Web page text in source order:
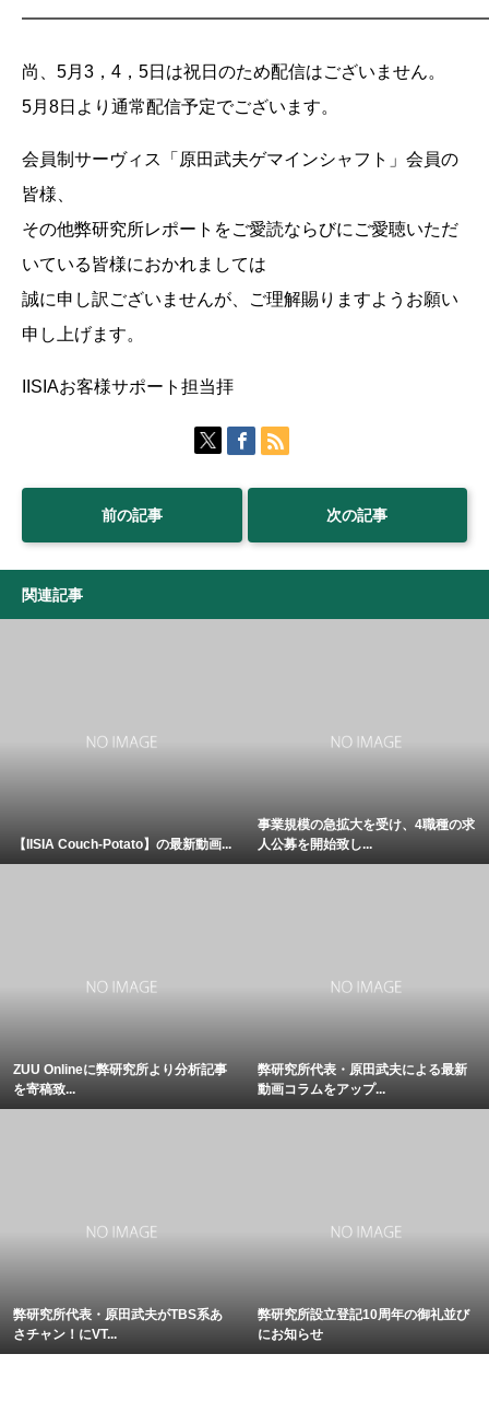
尚、5月3，4，5日は祝日のため配信はございません。
5月8日より通常配信予定でございます。
会員制サーヴィス「原田武夫ゲマインシャフト」会員の
皆様、
その他弊研究所レポートをご愛読ならびにご愛聴いただ
いている皆様におかれましては
誠に申し訳ございませんが、ご理解賜りますようお願い
申し上げます。
IISIAお客様サポート担当拝
前の記事 次の記事
関連記事
【IISIA Couch-Potato】の最新動画...
事業規模の急拡大を受け、4職種の求
人公募を開始致し...
ZUU Onlineに弊研究所より分析記事
を寄稿致...
弊研究所代表・原田武夫による最新
動画コラムをアップ...
弊研究所代表・原田武夫がTBS系あ
さチャン！にVT...
弊研究所設立登記10周年の御礼並び
にお知らせ